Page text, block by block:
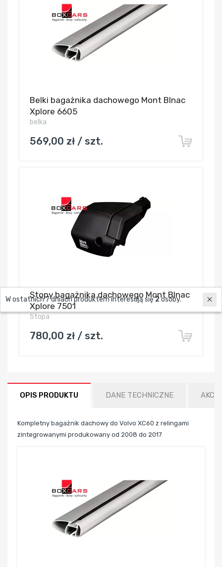
Belki bagażnika dachowego Mont Blnac
Xplore 6605
belka
569,00 zł / szt.
Stopy bagażnika dachowego Mont Blnac
Xplore 7501
Stopa
780,00 zł / szt.
OPIS PRODUKTU DANE TECHNICZNE
Kompletny bagażnik dachowy do Volvo XC60 z relingami
zintegrowanymi produkowany od 2008 do 2017
W ostatnich 7 dniach produktem interesują się2osoby.